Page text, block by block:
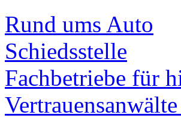
Rund ums Auto
Schiedsstelle
Fachbetriebe für